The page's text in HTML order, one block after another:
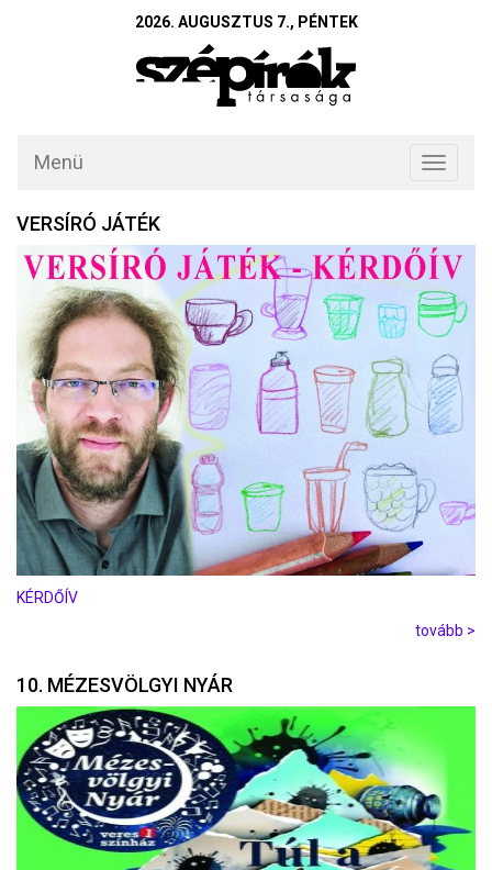
2026. AUGUSZTUS 7., PÉNTEK
Toggle
Menü
VERSÍRÓ JÁTÉK
KÉRDŐÍV
tovább >
10. MÉZESVÖLGYI NYÁR